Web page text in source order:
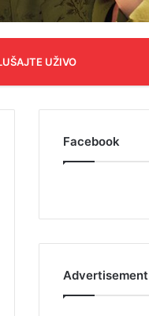
UŽIVO
Facebook
Advertisement